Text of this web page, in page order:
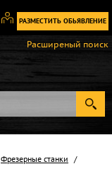
РАЗМЕСТИТЬ ОБЬЯВЛЕНИЕ
Вход
Регистрация
Расширеный поиск
Фрезерные станки